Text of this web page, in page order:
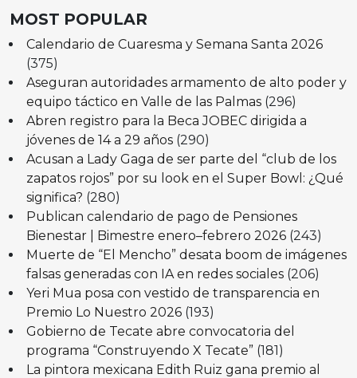
MOST POPULAR
Calendario de Cuaresma y Semana Santa 2026
(375)
Aseguran autoridades armamento de alto poder y
equipo táctico en Valle de las Palmas (296)
Abren registro para la Beca JOBEC dirigida a
jóvenes de 14 a 29 años (290)
Acusan a Lady Gaga de ser parte del “club de los
zapatos rojos” por su look en el Super Bowl: ¿Qué
significa? (280)
Publican calendario de pago de Pensiones
Bienestar | Bimestre enero–febrero 2026 (243)
Muerte de “El Mencho” desata boom de imágenes
falsas generadas con IA en redes sociales (206)
Yeri Mua posa con vestido de transparencia en
Premio Lo Nuestro 2026 (193)
Gobierno de Tecate abre convocatoria del
programa “Construyendo X Tecate” (181)
La pintora mexicana Edith Ruiz gana premio al